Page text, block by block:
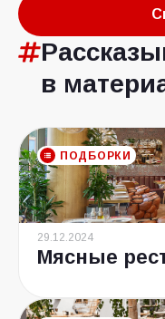
в
ПОДБОРКИ
29.12.2024
Мясные